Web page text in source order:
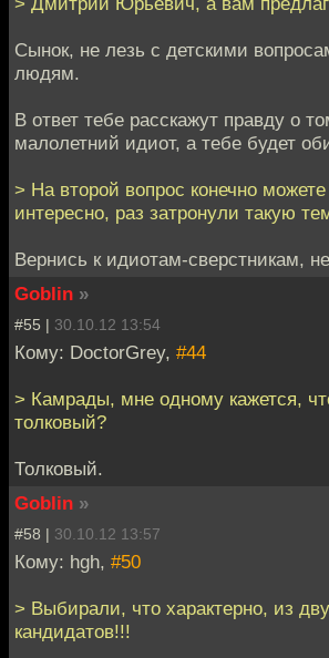
Сынок, не лезь с детскими
людям.
В ответ тебе расскажут правду о
малолетний идиот, а тебе будет
> На второй вопрос конечно
интересно, раз затронули такую
Вернись к идиотам-сверстникам,
Goblin »
#55 | 30.10.12 13:54
Кому: DoctorGrey, #44
> Камрады, мне одному кажется,
толковый?
Толковый.
Goblin »
#58 | 30.10.12 13:57
Кому: hgh, #50
> Выбирали, что характерно, из
кандидатов!!!